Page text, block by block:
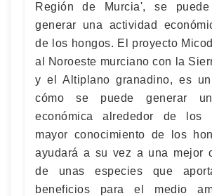
Región de Murcia', se
generar una actividad
de los hongos. El proyecto
al Noroeste murciano con la
y el Altiplano granadino, es
cómo se puede generar
económica alrededor de los
mayor conocimiento de los
ayudará a su vez a una mejor
de unas especies que
beneficios para el medio